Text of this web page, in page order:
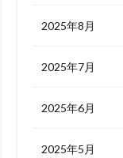
2025年8月
2025年7月
2025年6月
2025年5月